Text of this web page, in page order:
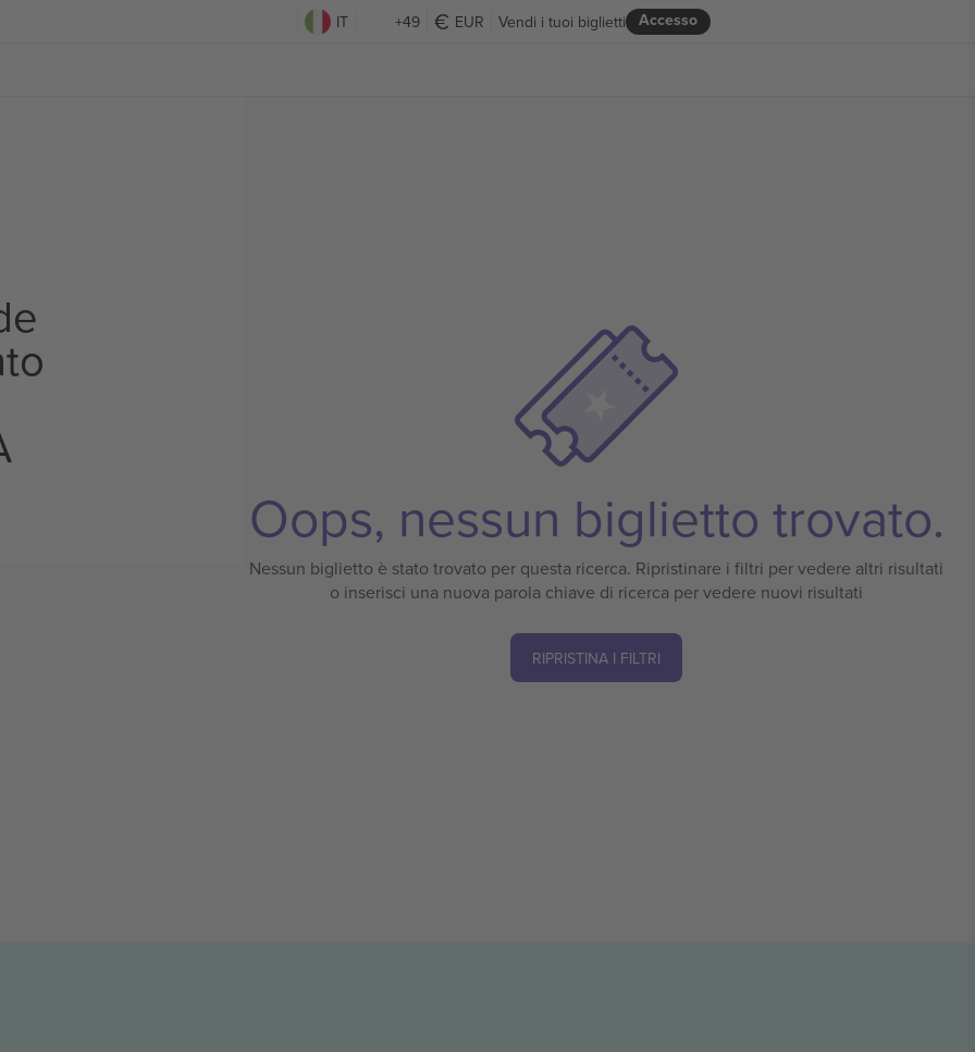
IT +49 EUR Accesso
Vendi i tuoi biglietti
Oops, nessun biglietto trovato.
Nessun biglietto è stato trovato per questa ricerca. Ripristinare i filtri per vedere altri risultati
o inserisci una nuova parola chiave di ricerca per vedere nuovi risultati
RIPRISTINA I FILTRI